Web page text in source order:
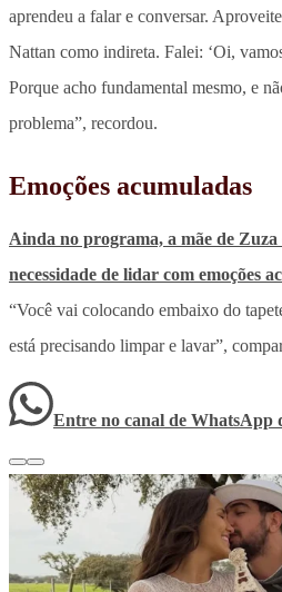
aprendeu a falar e conversar.
Nattan como indireta. Falei: ‘Oi,
Porque acho fundamental mesmo, e
problema”, recordou.
Emoções acumuladas
Ainda no programa, a mãe de Zuza
necessidade de lidar com emoções
“Você vai colocando embaixo do
está precisando limpar e lavar”,
Entre no canal de WhatsApp